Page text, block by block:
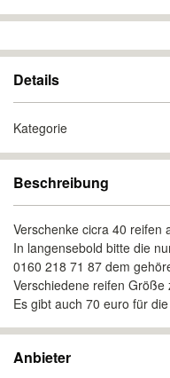
Details
Kategorie
Beschreibung
Verschenke cicra 40 reifen
In langensebold bitte die
0160 218 71 87 dem
Verschiedene reifen Größe
Es gibt auch 70 euro für
Anbieter